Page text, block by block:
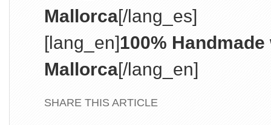
Mallorca[/lang_es]
[lang_en]100%
Mallorca[/lang_en]
SHARE THIS ARTICLE